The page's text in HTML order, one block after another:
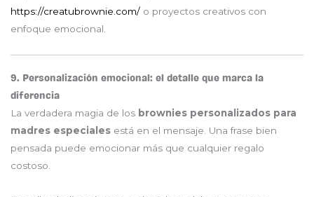
https://creatubrownie.com/ o proyectos creativos con
enfoque emocional.
9. Personalización emocional: el detalle que marca la
diferencia
La verdadera magia de los brownies personalizados para
madres especiales está en el mensaje. Una frase bien
pensada puede emocionar más que cualquier regalo
costoso.